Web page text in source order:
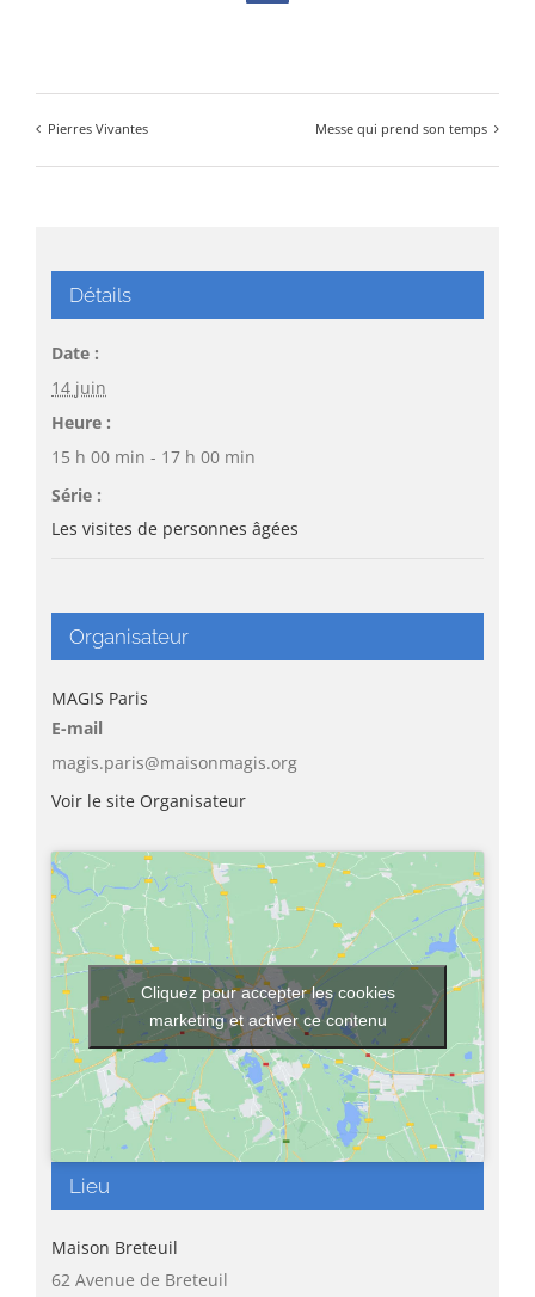
Pierres Vivantes Messe qui prend son temps
Détails
Date :
14 juin
Heure :
15 h 00 min - 17 h 00 min
Série :
Les visites de personnes âgées
Organisateur
MAGIS Paris
E-mail
magis.paris@maisonmagis.org
Voir le site Organisateur
Lieu
Maison Breteuil
62 Avenue de Breteuil
Cliquez pour accepter les cookies
marketing et activer ce contenu